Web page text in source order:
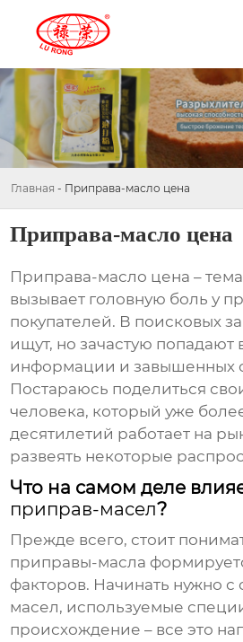
Главная - Приправа-масло цена
Приправа-масло цена
Приправа-масло цена –
вызывает головную боль у
покупателей. В поисковых
ищут, но зачастую попадают
информации и завышенных
Постараюсь поделиться
человека, который уже
десятилетий работает на
развеять некоторые
Что на самом деле
приправ-масел?
Прежде всего, стоит
приправы-масла
факторов. Начинать нужно с
масел, используемые
происхождение – все это